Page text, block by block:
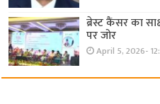
ब्रेस्ट कैंसर का
पर जोर
April 5, 2026-